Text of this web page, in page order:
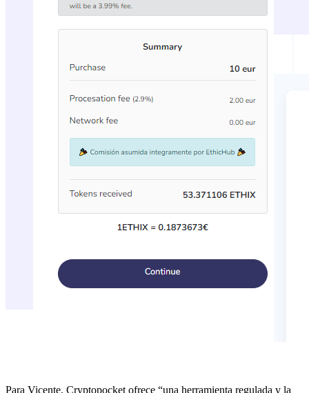
Para Vicente, Cryptopocket ofrece “una herramienta regulada y la